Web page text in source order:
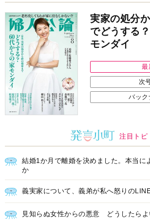
実家の処分
でどうする
モンダイ
最
次
バック
注目トピ
結婚1か月で離婚を決めました。本当に
か
義実家について、義弟が私へ怒りの
見知らぬ女性からの悪意 どうしたら